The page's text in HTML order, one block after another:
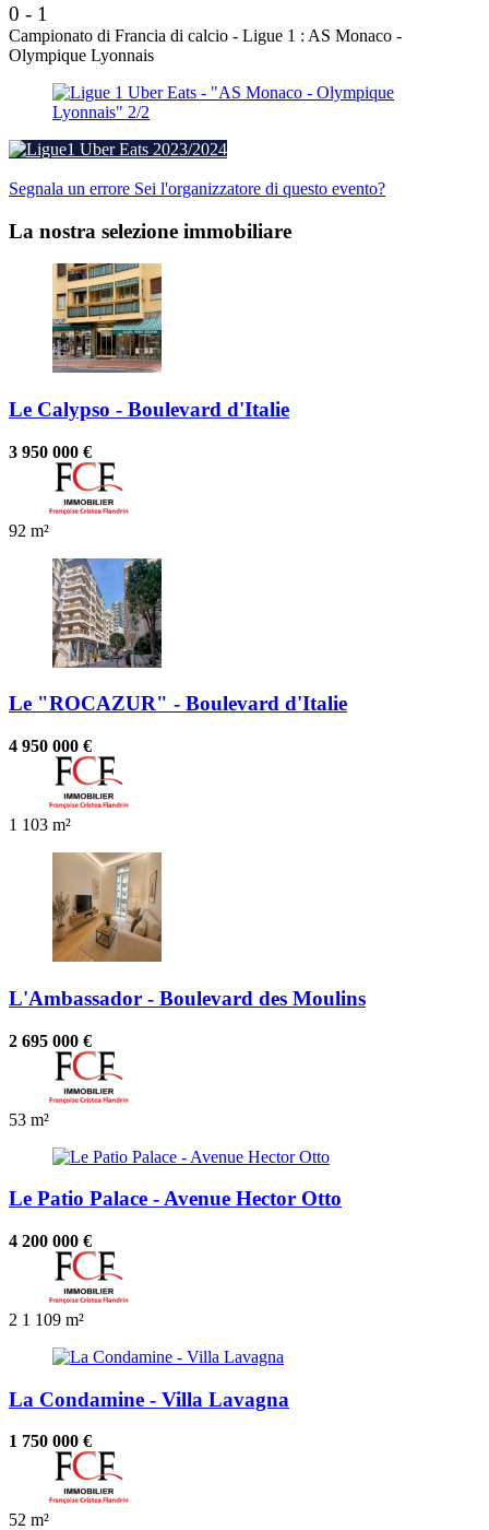
0 - 1
Campionato di Francia di calcio - Ligue 1 : AS Monaco -
Olympique Lyonnais
Segnala un errore Sei l'organizzatore di questo evento?
La nostra selezione immobiliare
Le Calypso - Boulevard d'Italie
3 950 000 €
92 m²
Le "ROCAZUR" - Boulevard d'Italie
4 950 000 €
1 103 m²
L'Ambassador - Boulevard des Moulins
2 695 000 €
53 m²
Le Patio Palace - Avenue Hector Otto
4 200 000 €
2 1 109 m²
La Condamine - Villa Lavagna
1 750 000 €
52 m²